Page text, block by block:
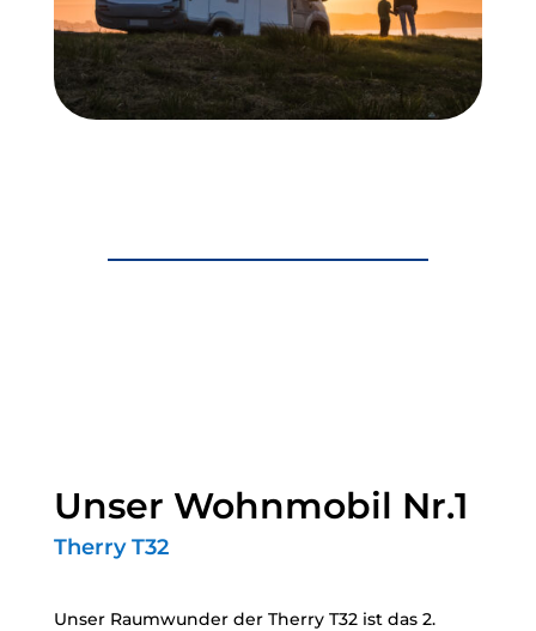
Unser Wohnmobil Nr.1
Therry T32
Unser Raumwunder der Therry T32 ist das 2.